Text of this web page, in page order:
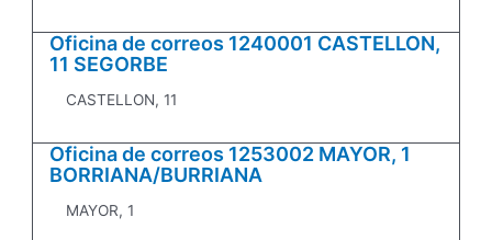
Oficina de correos 1240001 CASTELLON,
11 SEGORBE
CASTELLON, 11
Oficina de correos 1253002 MAYOR, 1
BORRIANA/BURRIANA
MAYOR, 1